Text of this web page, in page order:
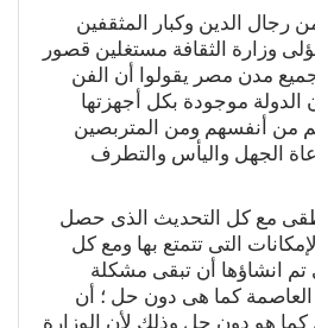
الدين وكبار المثقفين
وزارة الثقافة مستغلين قصور
جميع مدن مصر يقولوا أن الفن
موجودة بكل أجهزتها
من أنفسهم ومن المتربصين
الجهل واليأس والتطرف
مع كل التحديث الذى حصل
التى تتمتع بها ومع كل
تم انشاؤها أن تبقى مشكلة
كما هى دون حل ؛ أن
هو دون حل وذلك لأن الوزارة